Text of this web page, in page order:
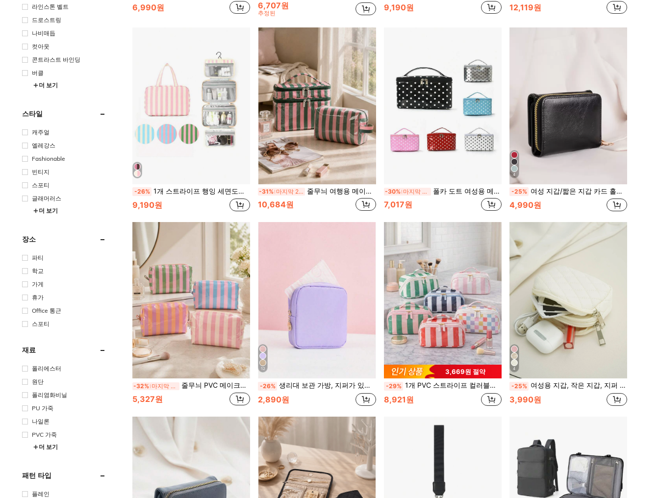
라인스톤 벨트
드로스트링
나비매듭
컷아웃
콘트라스트 바인딩
버클
더 보기
스타일
캐주얼
엘레강스
Fashionable
빈티지
스포티
글래머러스
더 보기
장소
파티
학교
가게
휴가
Office 통근
스포티
재료
폴리에스터
원단
폴리염화비닐
PU 가죽
나일론
PVC 가죽
더 보기
패턴 타입
플레인
6,990원 6,707원
추정된
9,190원 12,119원
-26% 1개 스트라이프 행잉 세면도구 가방, 대용량 여행용 메이크업 정리함, 다중 칸막이 디자인, 화장품, 스킨케어, 욕실 및 휴가에 적합, 공간 절약
9,190원
-31% 마지막 2일 줄무늬 여행용 메이크업 가방 세트, 패셔너블한 이중 레이어 디자인 화장품 정리함, 대용량 필수품 및 일상 여행 수납 가방
10,684원
-30% 마지막 2일 폴카 도트 여성용 메이크업 가방, 광택 화장품 수납 가방 손잡이 포함, 대용량 여행용 세면도구 가방, 휴대용 메이크업 정리함
7,017원
4
-25% 여성 지갑/짧은 지갑 카드 홀더 지퍼 지갑 카드 슬롯이 있는 다층 삼단 지갑, 신용 카드/신분증/현금/여권 수납 가능, 다기능 생일/선생님 선물, 여행, 클래식 미니멀리스트 캐주얼, 대학생, 휴대용, 다기능 비즈니스, 학용품, 선생님 선물, 개학, 남성 지갑, 작은 지갑, 남성 가죽 지갑
4,990원
-32% 마지막 3일 줄무늬 PVC 메이크업 가방 세트, 손잡이 달린 광택 메이크업 정리 가방, 대용량 여행용 세면도구 가방, 일상 스킨케어, 출퇴근, 휴가, 욕실 카운터탑 및 화장대에 적합한 내구성 있는 지퍼 보관함
5,327원
12
-26% 생리대 보관 가방, 지퍼가 있는 휴대용 생리용품 정리함, 여행 및 일상 사용, 컴팩트한 생리 필수품 보관함
2,890원
3,669원 절약
-29% 1개 PVC 스트라이프 컬러블록 화장품 가방, 여성에게 적합한 대용량 세면도구 및 보관 파우치, 일상 사용, 출장 및 휴가를 위한 휴대용 여행용 메이크업 가방
8,921원
4
-25% 여성용 지갑, 작은 지갑, 지퍼 지갑, 생일 선물, 어머니 선물, 데일리 패션 캐주얼 퀼트 디테일, 남성용, 학생 용품 보관 가방, 문구류, 선생님 선물, 개학 시즌, 여성용 지갑, 미니 지갑, 동전 지갑
3,990원